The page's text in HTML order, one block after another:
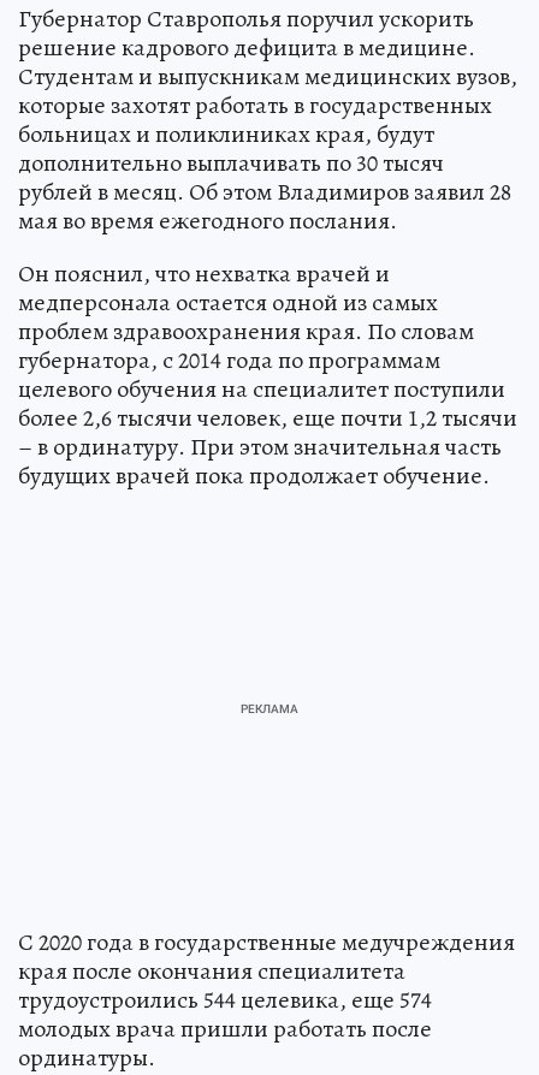
Губернатор Ставрополья поручил ускорить
решение кадрового дефицита в медицине.
Студентам и выпускникам медицинских вузов,
которые захотят работать в государственных
больницах и поликлиниках края, будут
дополнительно выплачивать по 30 тысяч
рублей в месяц. Об этом Владимиров заявил 28
мая во время ежегодного послания.
Он пояснил, что нехватка врачей и
медперсонала остается одной из самых
проблем здравоохранения края. По словам
губернатора, с 2014 года по программам
целевого обучения на специалитет поступили
более 2,6 тысячи человек, еще почти 1,2 тысячи
– в ординатуру. При этом значительная часть
будущих врачей пока продолжает обучение.
С 2020 года в государственные медучреждения
края после окончания специалитета
трудоустроились 544 целевика, еще 574
молодых врача пришли работать после
ординатуры.